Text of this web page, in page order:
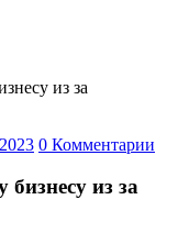
из за
0 Комментарии
из за